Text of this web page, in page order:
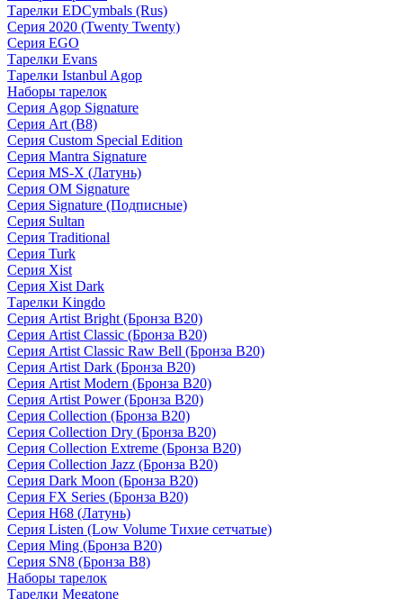
Тарелки EDCymbals (Rus)
Серия 2020 (Twenty Twenty)
Серия EGO
Тарелки Evans
Тарелки Istanbul Agop
Наборы тарелок
Серия Agop Signature
Серия Art (B8)
Серия Custom Special Edition
Серия Mantra Signature
Серия MS-X (Латунь)
Серия OM Signature
Серия Signature (Подписные)
Серия Sultan
Серия Traditional
Серия Turk
Серия Xist
Серия Xist Dark
Тарелки Kingdo
Серия Artist Bright (Бронза B20)
Серия Artist Classic (Бронза B20)
Серия Artist Classic Raw Bell (Бронза B20)
Серия Artist Dark (Бронза B20)
Серия Artist Modern (Бронза B20)
Серия Artist Power (Бронза B20)
Серия Collection (Бронза B20)
Серия Collection Dry (Бронза B20)
Серия Collection Extreme (Бронза B20)
Серия Collection Jazz (Бронза B20)
Серия Dark Moon (Бронза B20)
Серия FX Series (Бронза B20)
Серия H68 (Латунь)
Серия Listen (Low Volume Тихие сетчатые)
Серия Ming (Бронза B20)
Серия SN8 (Бронза B8)
Наборы тарелок
Тарелки Megatone